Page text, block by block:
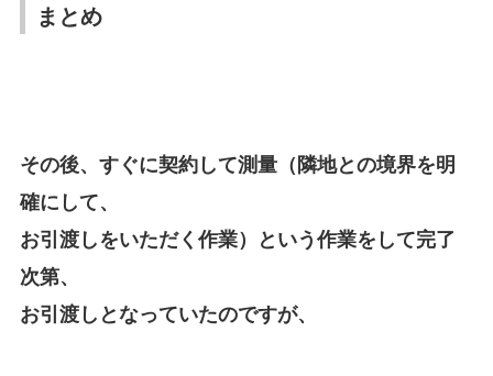
まとめ
その後、すぐに契約して測量（隣地との境界を明
確にして、
お引渡しをいただく作業）という作業をして完了
次第、
お引渡しとなっていたのですが、